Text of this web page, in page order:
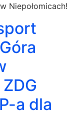
Niepołomicach!
a dla